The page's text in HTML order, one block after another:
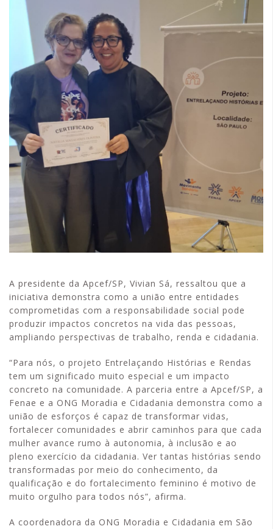
A presidente da Apcef/SP, Vivian Sá, ressaltou que a
iniciativa demonstra como a união entre entidades
comprometidas com a responsabilidade social pode
produzir impactos concretos na vida das pessoas,
ampliando perspectivas de trabalho, renda e cidadania.
“Para nós, o projeto Entrelaçando Histórias e Rendas
tem um significado muito especial e um impacto
concreto na comunidade. A parceria entre a Apcef/SP, a
Fenae e a ONG Moradia e Cidadania demonstra como a
união de esforços é capaz de transformar vidas,
fortalecer comunidades e abrir caminhos para que cada
mulher avance rumo à autonomia, à inclusão e ao
pleno exercício da cidadania. Ver tantas histórias sendo
transformadas por meio do conhecimento, da
qualificação e do fortalecimento feminino é motivo de
muito orgulho para todos nós”, afirma.
A coordenadora da ONG Moradia e Cidadania em São